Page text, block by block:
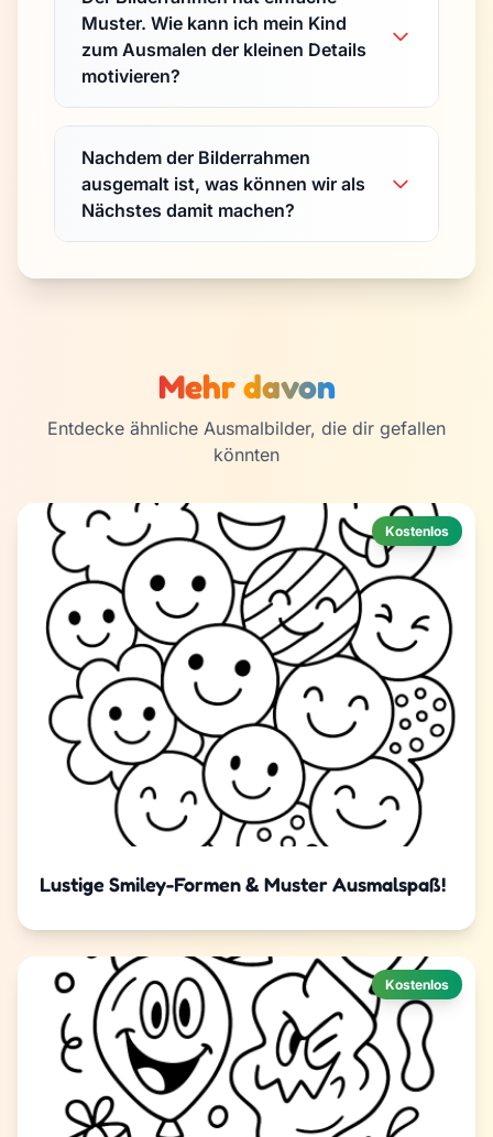
Muster. Wie kann ich mein Kind
zum Ausmalen der kleinen Details
motivieren?
Nachdem der Bilderrahmen
ausgemalt ist, was können wir als
Nächstes damit machen?
Mehr davon
Entdecke ähnliche Ausmalbilder, die dir gefallen
könnten
Kostenlos
Lustige Smiley-Formen & Muster Ausmalspaß!
Kostenlos